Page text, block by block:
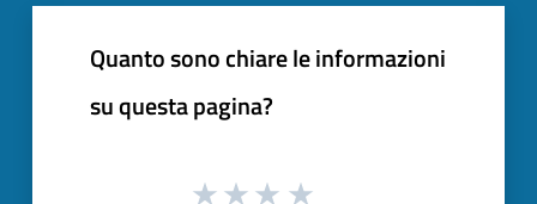
Quanto sono chiare le informazioni
su questa pagina?